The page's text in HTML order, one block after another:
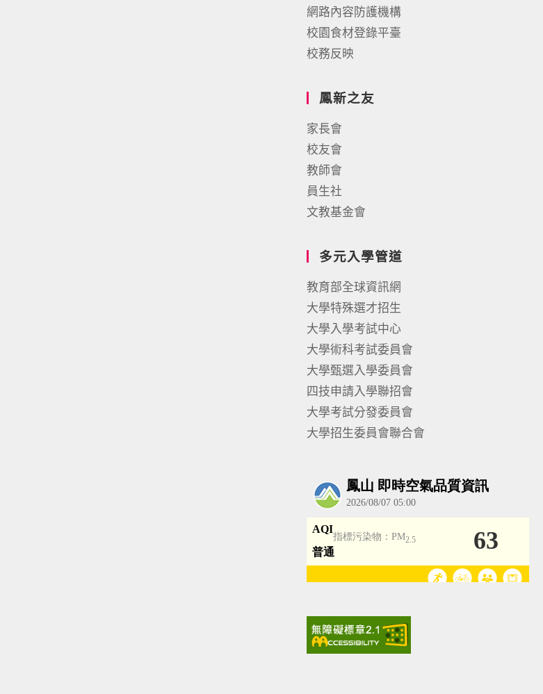
網路內容防護機構
校園食材登錄平臺
校務反映
鳳新之友
家長會
校友會
教師會
員生社
文教基金會
多元入學管道
教育部全球資訊網
大學特殊選才招生
大學入學考試中心
大學術科考試委員會
大學甄選入學委員會
四技申請入學聯招會
大學考試分發委員會
大學招生委員會聯合會